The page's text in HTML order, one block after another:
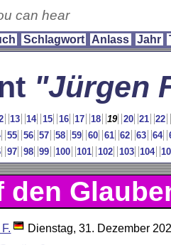
can hear
Schlagwort Anlass Jahr
Jürgen
13 14 15 16 17 18 19 20 21
22
55 56 57 58 59 60 61 62 63 64
97 98 99 100 101 102 103 104
den
Dienstag, 31. Dezember